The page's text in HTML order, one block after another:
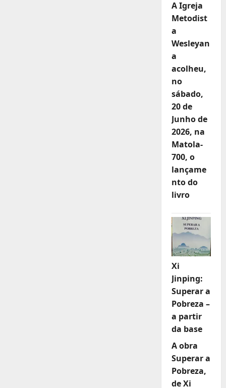
A Igreja
Metodist
a
Wesleyan
a
acolheu,
no
sábado,
20 de
Junho de
2026, na
Matola-
700, o
lançame
nto do
livro
Xi
Jinping:
Superar a
Pobreza –
a partir
da base
A obra
Superar a
Pobreza,
de Xi